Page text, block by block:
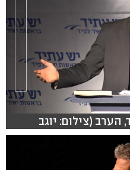
הערב (צילום: יוגב